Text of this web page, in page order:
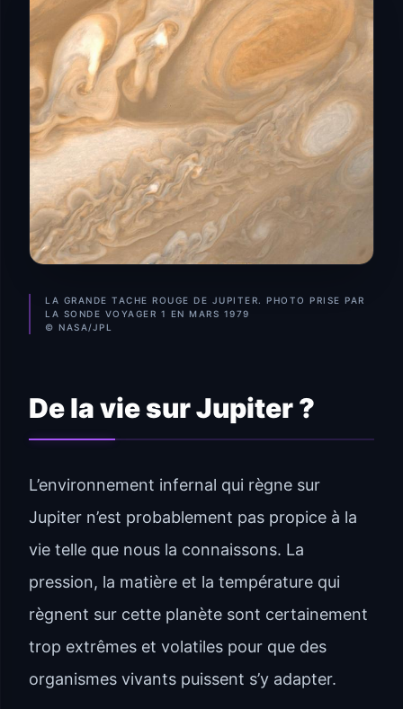
LA GRANDE TACHE ROUGE DE JUPITER. PHOTO PRISE PAR
LA SONDE VOYAGER 1 EN MARS 1979
© NASA/JPL
De la vie sur Jupiter ?
L’environnement infernal qui règne sur
Jupiter n’est probablement pas propice à la
vie telle que nous la connaissons. La
pression, la matière et la température qui
règnent sur cette planète sont certainement
trop extrêmes et volatiles pour que des
organismes vivants puissent s’y adapter.